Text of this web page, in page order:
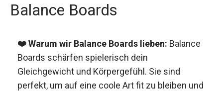
Balance Boards
❤️ Warum wir Balance Boards lieben: Balance
Boards schärfen spielerisch dein
Gleichgewicht und Körpergefühl. Sie sind
perfekt, um auf eine coole Art fit zu bleiben und